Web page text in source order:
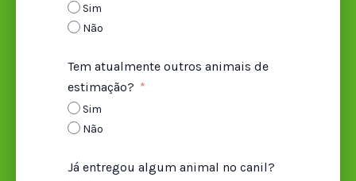
Sim
Não
Tem atualmente outros animais de
estimação?
Sim
Não
Já entregou algum animal no canil?